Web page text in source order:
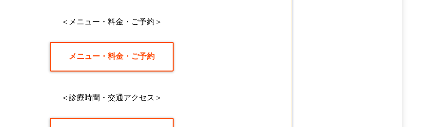
＜メニュー・料金・ご予約＞
メニュー・料金・ご予約
＜診療時間・交通アクセス＞